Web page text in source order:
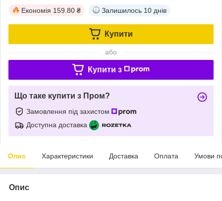
Економія 159.80 ₴ Залишилось 10 днів
Купити
або
Купити з
Що таке купити з Пром?
Замовлення під захистом
Доступна доставка
Опис Характеристики Доставка Оплата Умови
Опис